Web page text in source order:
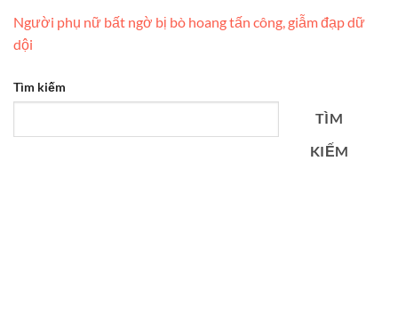
Người phụ nữ bất ngờ bị bò hoang tấn công, giẫm đạp dữ
dội
Tìm kiếm
TÌM
KIẾM